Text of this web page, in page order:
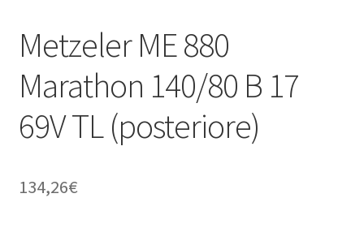
Metzeler ME 880
Marathon 140/80 B 17
69V TL (posteriore)
134,26€